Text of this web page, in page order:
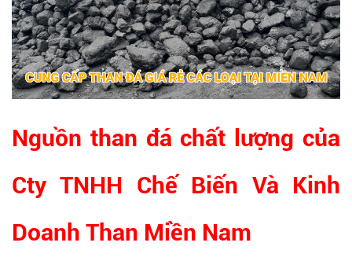
Nguồn than đá chất lượng của
Cty TNHH Chế Biến Và Kinh
Doanh Than Miền Nam